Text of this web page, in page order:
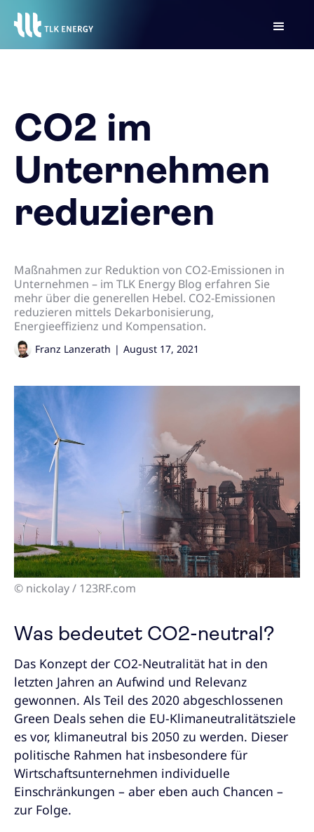
CO2 im
Unternehmen
reduzieren
Maßnahmen zur Reduktion von CO2-Emissionen in
Unternehmen – im TLK Energy Blog erfahren Sie
mehr über die generellen Hebel. CO2-Emissionen
reduzieren mittels Dekarbonisierung,
Energieeffizienz und Kompensation.
Franz Lanzerath | August 17, 2021
© nickolay / 123RF.com
Was bedeutet CO2-neutral?
Das Konzept der CO2-Neutralität hat in den
letzten Jahren an Aufwind und Relevanz
gewonnen. Als Teil des 2020 abgeschlossenen
Green Deals sehen die EU-Klimaneutralitätsziele
es vor, klimaneutral bis 2050 zu werden. Dieser
politische Rahmen hat insbesondere für
Wirtschaftsunternehmen individuelle
Einschränkungen – aber eben auch Chancen –
zur Folge.